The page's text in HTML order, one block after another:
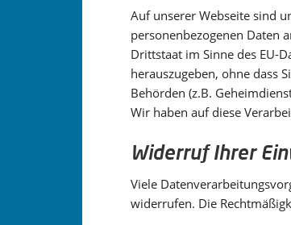
Auf unserer Webseite sind
personenbezogenen Daten
Drittstaat im Sinne des EU-
herauszugeben, ohne dass
Behörden (z.B.
Wir haben auf diese
Widerruf Ihrer
Viele
widerrufen. Die